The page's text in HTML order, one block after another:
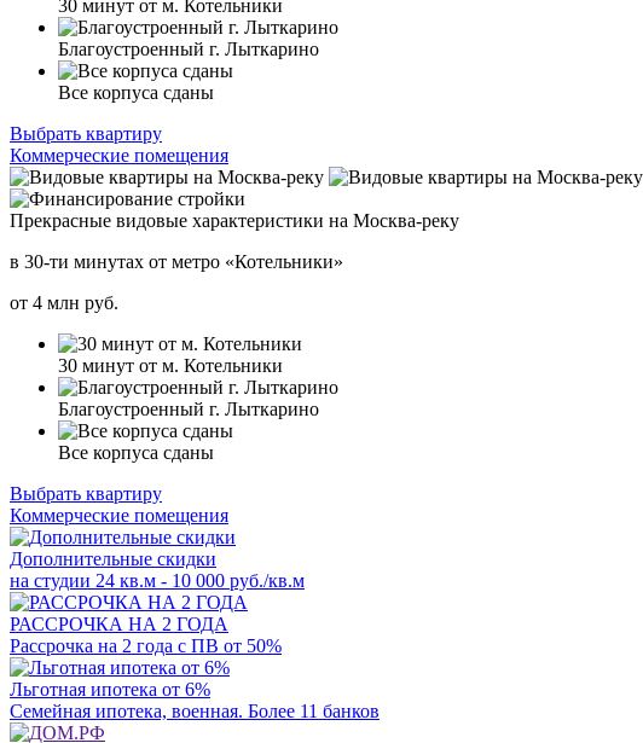
30 минут от м. Котельники
Благоустроенный г. Лыткарино
Все корпуса сданы
Выбрать квартиру
Коммерческие помещения
Прекрасные видовые характеристики на Москва-реку
в 30-ти минутах от метро «Котельники»
от 4 млн руб.
30 минут от м. Котельники
Благоустроенный г. Лыткарино
Все корпуса сданы
Выбрать квартиру
Коммерческие помещения
Дополнительные скидки
на студии 24 кв.м - 10 000 руб./кв.м
РАССРОЧКА НА 2 ГОДА
Рассрочка на 2 года с ПВ от 50%
Льготная ипотека от 6%
Семейная ипотека, военная. Более 11 банков